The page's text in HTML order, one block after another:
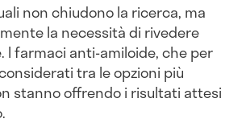
non chiudono la ricerca, ma
la necessità di rivedere
I farmaci anti-amiloide, che per
tra le opzioni più
stanno offrendo i risultati attesi